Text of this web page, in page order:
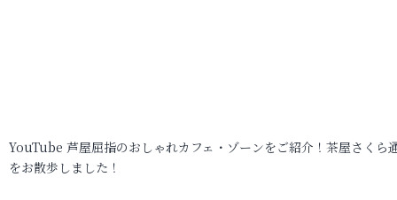
YouTube 芦屋屈指のおしゃれカフェ・ゾーンをご紹介！茶屋さくら
をお散歩しました！